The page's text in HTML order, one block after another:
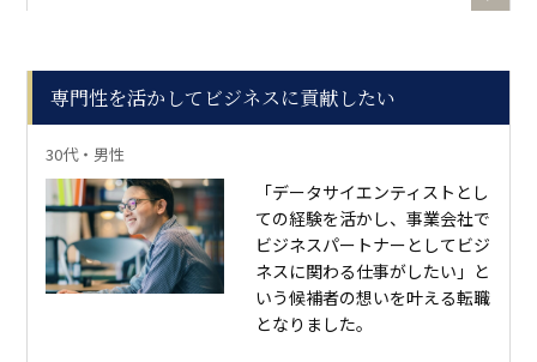
専門性を活かしてビジネスに貢献したい
30代・男性
「データサイエンティストとし
ての経験を活かし、事業会社で
ビジネスパートナーとしてビジ
ネスに関わる仕事がしたい」と
いう候補者の想いを叶える転職
となりました。